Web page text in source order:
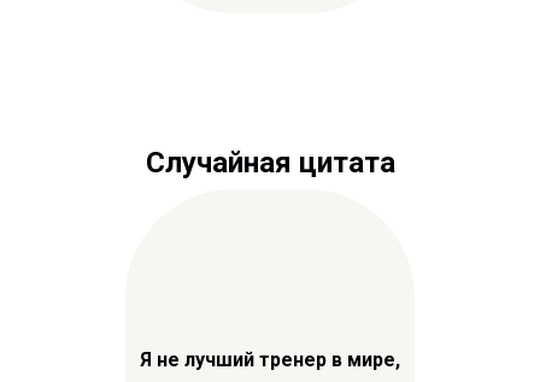
Случайная цитата
Я не лучший тренер в мире,